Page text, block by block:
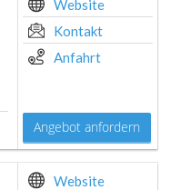
Website
Kontakt
Anfahrt
Angebot anfordern
Website